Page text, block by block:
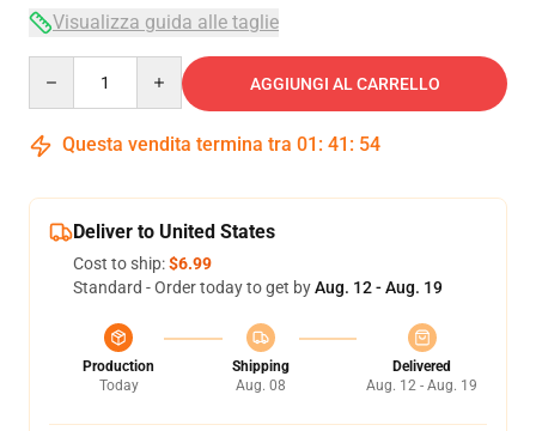
Visualizza guida alle taglie
AGGIUNGI AL CARRELLO
Questa vendita termina tra 01 : 41 : 54
Deliver to United States
Cost to ship:$6.99
Standard - Order today to get byAug. 12 - Aug. 19
Production
Today
Shipping
Aug. 08
Delivered
Aug. 12 - Aug. 19